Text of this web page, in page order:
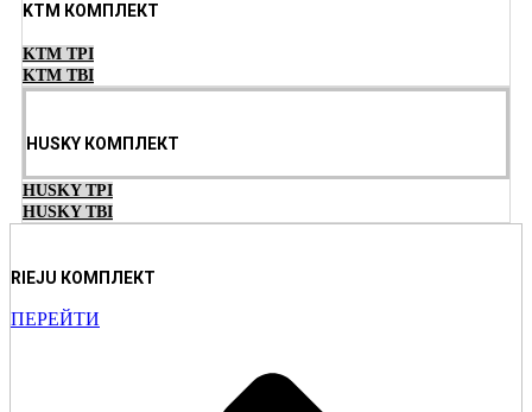
KTM КОМПЛЕКТ
KTM TPI
KTM TBI
HUSKY КОМПЛЕКТ
HUSKY TPI
HUSKY TBI
RIEJU КОМПЛЕКТ
ПЕРЕЙТИ